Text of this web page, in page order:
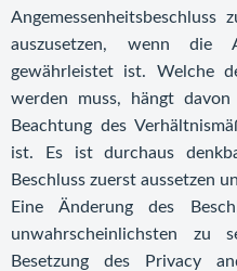
auszusetzen, wenn die
gewährleistet ist. Welche
werden muss, hängt
Beachtung des
ist. Es ist durchaus
Beschluss zuerst aussetzen
Eine Änderung des
unwahrscheinlichsten zu
Besetzung des Privacy